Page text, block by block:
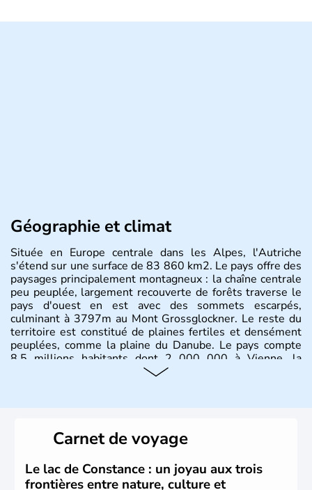
Géographie et climat
Située en Europe centrale dans les Alpes, l'Autriche
s'étend sur une surface de 83 860 km2. Le pays offre des
paysages principalement montagneux : la chaîne centrale
peu peuplée, largement recouverte de forêts traverse le
pays d'ouest en est avec des sommets escarpés,
culminant à 3797m au Mont Grossglockner. Le reste du
territoire est constitué de plaines fertiles et densément
peuplées, comme la plaine du Danube. Le pays compte
8.5 millions habitants dont 2 000 000 à Vienne, la
compte aujourd'hui plus de 8 millions d'habitants.
L'Autriche a donné naissance à de nombreux artistes :
Mozart, Schubert, le psychanalyste Freud, Romy
Schneider, Arnold Schwarzenegger, Anton Bruckner,
Carnet de voyage
Le lac de Constance : un joyau aux trois
frontières entre nature, culture et